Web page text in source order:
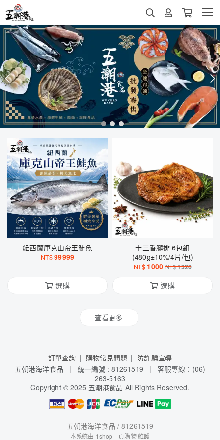
紐西蘭庫克山帝王鮭魚
NT$99999
選購
十三香腿排 6包組
(480g±10%/4片/包)
NT$ 1000 NT$1320
選購
查看更多
訂單查詢 購物常見問題
防詐騙宣導
五朝港海洋食品 | 統一編號 : 81261519 | 客服專線：(06)
263-5163
Copyright © 2025 五潮港食品 All Rights Reserved.
五朝港海洋食品 / 81261519
本系統由 1shop一頁購物維護